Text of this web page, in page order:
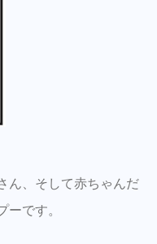
ん、そして赤ちゃんだ
ーです。